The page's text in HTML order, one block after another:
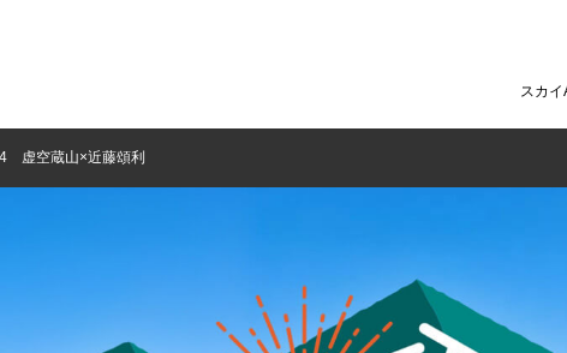
スカ
虚空蔵山×近藤頌利